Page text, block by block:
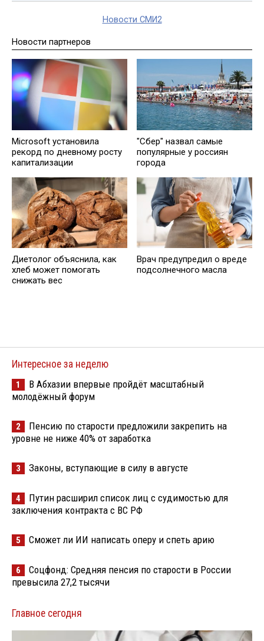
Новости СМИ2
Новости партнеров
Microsoft установила
рекорд по дневному росту
капитализации
"Сбер" назвал самые
популярные у россиян
города
Диетолог объяснила, как
хлеб может помогать
снижать вес
Врач предупредил о вреде
подсолнечного масла
Интересное за неделю
1
В Абхазии впервые пройдёт масштабный
молодёжный форум
2
Пенсию по старости предложили закрепить на
уровне не ниже 40% от заработка
3 Законы, вступающие в силу в августе
4
Путин расширил список лиц с судимостью для
заключения контракта с ВС РФ
5 Сможет ли ИИ написать оперу и спеть арию
6
Соцфонд: Средняя пенсия по старости в России
превысила 27,2 тысячи
Главное сегодня